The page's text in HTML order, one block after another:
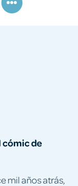
cómic de
mil años atrás,